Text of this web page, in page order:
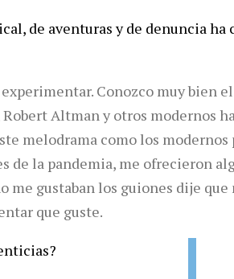
de aventuras y de denuncia ha
Conozco muy bien
Robert Altman y otros modernos
melodrama como los modernos
de la pandemia, me ofrecieron
me gustaban los guiones dije
que guste.